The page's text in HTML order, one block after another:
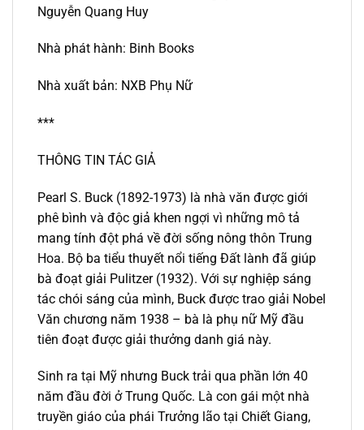
Nguyễn Quang Huy
Nhà phát hành: Binh Books
Nhà xuất bản: NXB Phụ Nữ
***
THÔNG TIN TÁC GIẢ
Pearl S. Buck (1892-1973) là nhà văn được giới
phê bình và độc giả khen ngợi vì những mô tả
mang tính đột phá về đời sống nông thôn Trung
Hoa. Bộ ba tiểu thuyết nổi tiếng Đất lành đã giúp
bà đoạt giải Pulitzer (1932). Với sự nghiệp sáng
tác chói sáng của mình, Buck được trao giải Nobel
Văn chương năm 1938 – bà là phụ nữ Mỹ đầu
tiên đoạt được giải thưởng danh giá này.
Sinh ra tại Mỹ nhưng Buck trải qua phần lớn 40
năm đầu đời ở Trung Quốc. Là con gái một nhà
truyền giáo của phái Trưởng lão tại Chiết Giang,